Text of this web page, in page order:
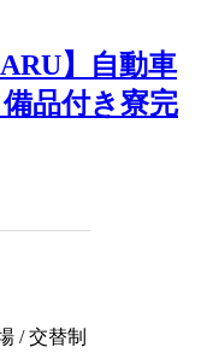
】自動車
品付き寮完
/ 交替制